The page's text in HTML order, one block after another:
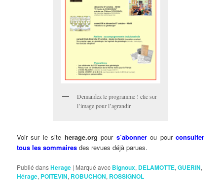
Demandez le programme ! clic sur
l’image pour l’agrandir
Voir sur le site herage.org pour s’abonner ou pour consulter
tous les sommaires des revues déjà parues.
Publié dansHerage | Marqué avec Bignoux, DELAMOTTE,GUERIN,
Hérage, POITEVIN, ROBUCHON, ROSSIGNOL